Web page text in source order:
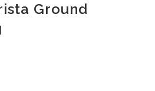
Ground